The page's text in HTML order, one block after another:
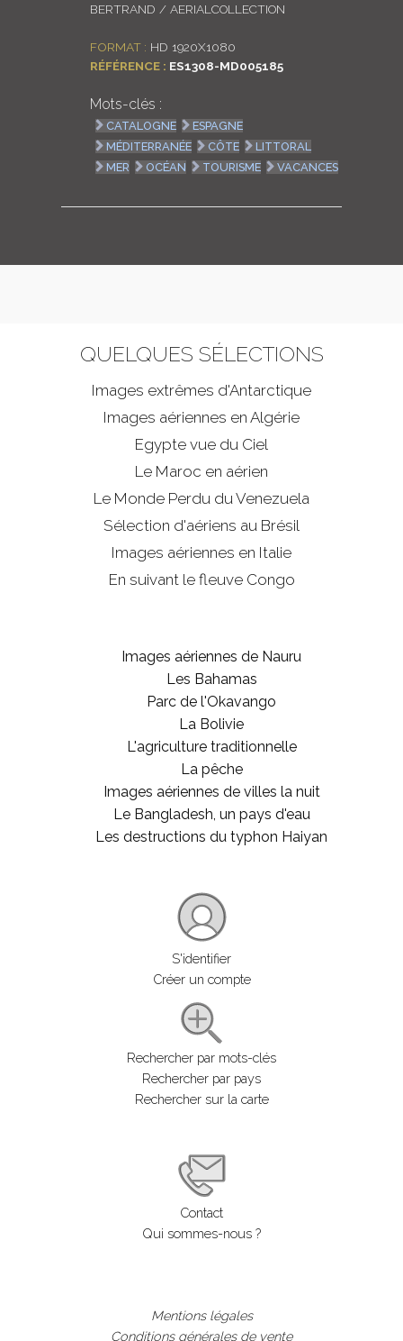
BERTRAND / AERIALCOLLECTION
FORMAT : HD 1920X1080
RÉFÉRENCE : ES1308-MD005185
Mots-clés :
CATALOGNE
ESPAGNE
MÉDITERRANÉE
CÔTE
LITTORAL
MER
OCÉAN TOURISME VACANCES
QUELQUES SÉLECTIONS
Images extrêmes d'Antarctique
Images aériennes en Algérie
Egypte vue du Ciel
Le Maroc en aérien
Le Monde Perdu du Venezuela
Sélection d'aériens au Brésil
Images aériennes en Italie
En suivant le fleuve Congo
Images aériennes de Nauru
Les Bahamas
Parc de l'Okavango
La Bolivie
L'agriculture traditionnelle
La pêche
Images aériennes de villes la nuit
Le Bangladesh, un pays d'eau
Les destructions du typhon Haiyan
S'identifier
Créer un compte
Rechercher par mots-clés
Rechercher par pays
Rechercher sur la carte
Contact
Qui sommes-nous ?
Mentions légales
Conditions générales de vente